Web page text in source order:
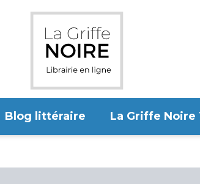
Blog littéraire La Griffe Noire